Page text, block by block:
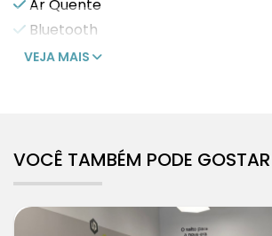
Ar Quente
Bluetooth
VEJA MAIS
VOCÊ TAMBÉM PODE GOSTAR